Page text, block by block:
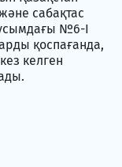
сабақтас
№6-I
қоспағанда,
келген